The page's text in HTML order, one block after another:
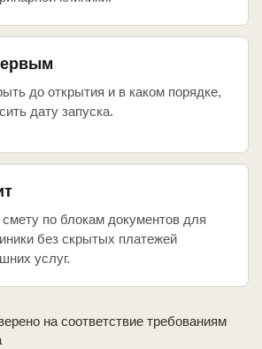
до открытия и в каком порядке,
дату запуска.
по блокам документов для
без скрытых платежей
услуг.
на соответствие требованиям